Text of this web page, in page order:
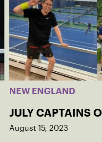
NEW ENGLAND
JULY CAPTAINS
August 15, 2023